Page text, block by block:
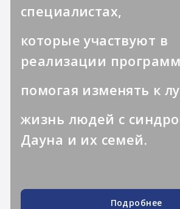
специалистах,
которые участвуют в
реализации
помогая изменять к
жизнь людей с
Дауна и их семей.
Подробнее